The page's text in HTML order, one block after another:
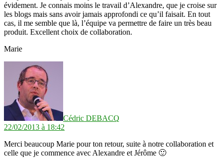
évidement. Je connais moins le travail d’Alexandre, que je croise sur
les blogs mais sans avoir jamais approfondi ce qu’il faisait. En tout
cas, il me semble que là, l’équipe va permettre de faire un très beau
produit. Excellent choix de collaboration.
Marie
Cédric DEBACQ
22/02/2013 à 18:42
Merci beaucoup Marie pour ton retour, suite à notre collaboration et
celle que je commence avec Alexandre et Jérôme 🙂